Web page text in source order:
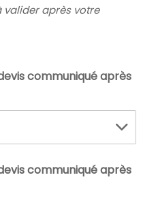
valider après votre
communiqué après
communiqué après